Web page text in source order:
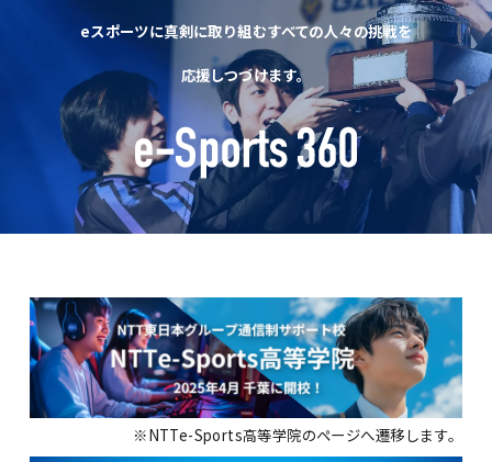
eスポーツに真剣に取り組むすべての人々の挑戦を
応援しつづけます。
※NTTe-Sports高等学院のページへ遷移します。